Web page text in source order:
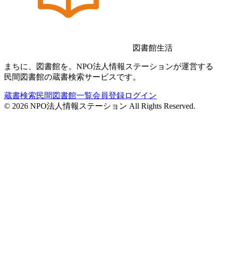
図書館生活
まちに、図書館を。NPO法人情報ステーションが運営する
民間図書館の蔵書検索サービスです。
蔵書検索民間図書館一覧会員登録ログイン
© 2026 NPO法人情報ステーション All Rights Reserved.